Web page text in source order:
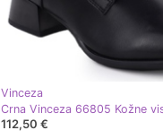
Vinceza
112,50 €